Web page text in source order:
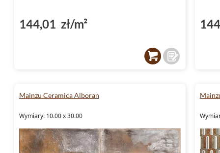
144,01 zł/m²
Mainzu Ceramica Alboran
Wymiary: 10.00 x 30.00